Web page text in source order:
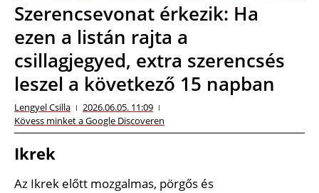
Szerencsevonat érkezik: Ha
ezen a listán rajta a
csillagjegyed, extra szerencsés
leszel a következő 15 napban
Lengyel Csilla
2026.06.05. 11:09
Kövess minket a Google Discoveren
Ikrek
Az Ikrek előtt mozgalmas, pörgős és